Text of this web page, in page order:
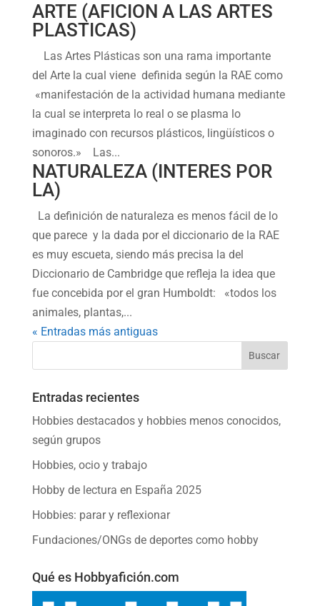
ARTE (AFICION A LAS ARTES
PLASTICAS)
Las Artes Plásticas son una rama importante
del Arte la cual viene definida según la RAE como
«manifestación de la actividad humana mediante
la cual se interpreta lo real o se plasma lo
imaginado con recursos plásticos, lingüísticos o
sonoros.» Las...
NATURALEZA (INTERES POR
LA)
La definición de naturaleza es menos fácil de lo
que parece y la dada por el diccionario de la RAE
es muy escueta, siendo más precisa la del
Diccionario de Cambridge que refleja la idea que
fue concebida por el gran Humboldt: «todos los
animales, plantas,...
« Entradas más antiguas
Entradas recientes
Hobbies destacados y hobbies menos conocidos,
según grupos
Hobbies, ocio y trabajo
Hobby de lectura en España 2025
Hobbies: parar y reflexionar
Fundaciones/ONGs de deportes como hobby
Qué es Hobbyafición.com